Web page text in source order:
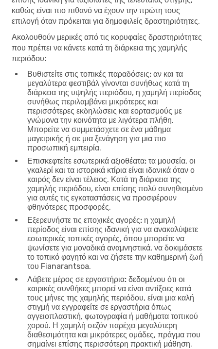
καθώς είναι πιο πιθανό να έχουν την πρώτη τους
επιλογή όταν πρόκειται για δημοφιλείς δραστηριότητες.
Ακολουθούν μερικές από τις κορυφαίες δραστηριότητες
που πρέπει να κάνετε κατά τη διάρκεια της χαμηλής
περιόδου:
Βυθιστείτε στις τοπικές παραδόσεις: αν και τα
μεγαλύτερα φεστιβάλ γίνονται συνήθως κατά τη
διάρκεια της υψηλής περιόδου, η χαμηλή περίοδος
συνήθως περιλαμβάνει μικρότερες και
περισσότερες εκδηλώσεις και εορτασμούς με
γνώμονα την κοινότητα με λιγότερα πλήθη.
Μπορείτε να συμμετάσχετε σε ένα μάθημα
μαγειρικής ή σε μια ξενάγηση για μια πιο
προσωπική εμπειρία.
Επισκεφτείτε εσωτερικά αξιοθέατα: τα μουσεία, οι
γκαλερί και τα ιστορικά κτίρια είναι ιδανικά όταν ο
καιρός δεν είναι τέλειος. Κατά τη διάρκεια της
χαμηλής περιόδου, είναι επίσης πολύ συνηθισμένο
για αυτές τις εγκαταστάσεις να προσφέρουν
φθηνότερες προσφορές.
Εξερευνήστε τις εποχικές αγορές: η χαμηλή
περίοδος είναι επίσης ιδανική για να ανακαλύψετε
εσωτερικές τοπικές αγορές, όπου μπορείτε να
ψωνίσετε για μοναδικά αναμνηστικά, να δοκιμάσετε
το τοπικό φαγητό και να ζήσετε την καθημερινή ζωή
του Fianarantsoa.
Λάβετε μέρος σε εργαστήρια: δεδομένου ότι οι
καιρικές συνθήκες μπορεί να είναι αντίξοες κατά
τους μήνες της χαμηλής περιόδου, είναι μια καλή
στιγμή να εγγραφείτε σε εργαστήρια όπως
αγγειοπλαστική, φωτογραφία ή μαθήματα τοπικού
χορού. Η χαμηλή σεζόν παρέχει μεγαλύτερη
διαθεσιμότητα και μικρότερες ομάδες, πράγμα που
σημαίνει επίσης περισσότερη πρακτική μάθηση.